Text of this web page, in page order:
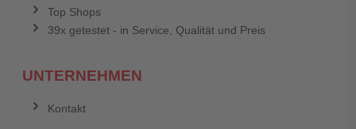
Top Shops
39x getestet - in Service, Qualität und Preis
UNTERNEHMEN
Kontakt